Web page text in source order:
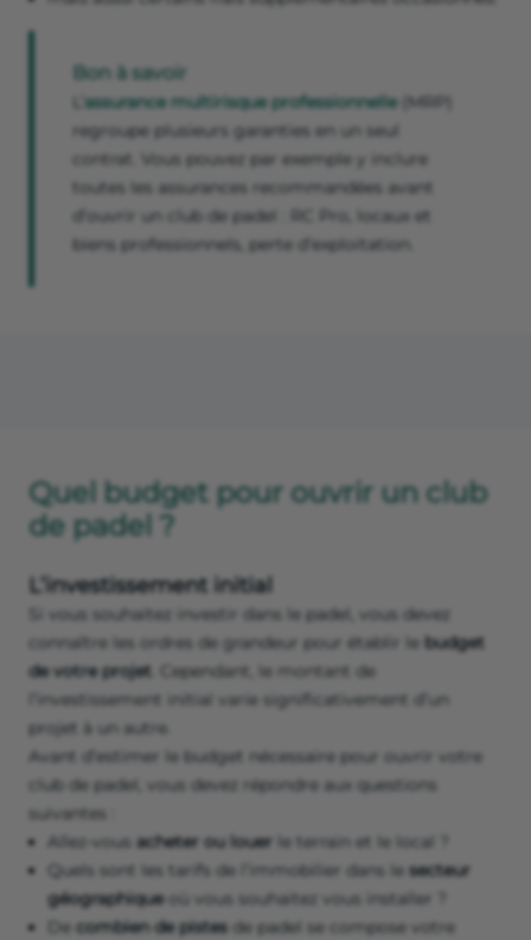
Bon à savoir
assurance multirisque professionnelle(MRP)
regroupe plusieurs garanties en un seul
contrat. Vous pouvez par exemple y inclure
toutes les assurances recommandées avant
d’ouvrir un club de padel : RC Pro, locaux et
biens professionnels, perte d’exploitation.
Quel budget pour ouvrir un club
de padel ?
L’investissement initial
Si vous souhaitez investir dans le padel, vous devez
connaître les ordres de grandeur pour établir le budget
de votre projet . Cependant, le montant de
l’investissement initial varie significativement d’un
projet à un autre.
Avant d’estimer le budget nécessaire pour ouvrir votre
club de padel, vous devez répondre aux questions
suivantes :
Allez-vous acheter ou louer le terrain et le local ?
Quels sont les tarifs de l’immobilier dans le secteur
géographiqueoù vous souhaitez vous installer ?
De combien de pistes de padel se compose votre